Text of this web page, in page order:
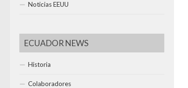
Noticias EEUU
ECUADOR NEWS
Historia
Colaboradores